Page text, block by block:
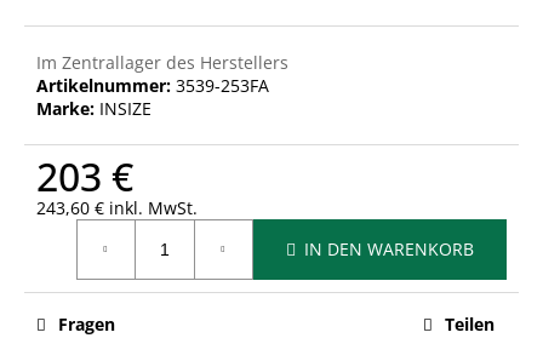
Im Zentrallager des Herstellers
Artikelnummer: 3539-253FA
Marke: INSIZE
203 €
243,60 € inkl. MwSt.
IN DEN WARENKORB
Fragen Teilen
n